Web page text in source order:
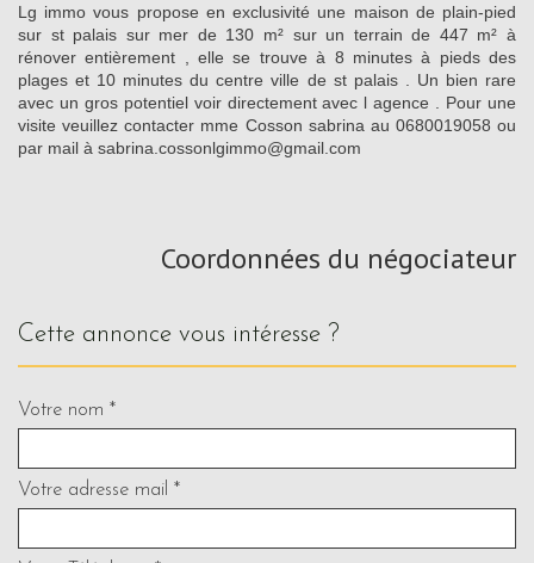
Lg immo vous propose en exclusivité une maison de plain-pied
sur st palais sur mer de 130 m² sur un terrain de 447 m² à
rénover entièrement , elle se trouve à 8 minutes à pieds des
plages et 10 minutes du centre ville de st palais . Un bien rare
avec un gros potentiel voir directement avec l agence . Pour une
visite veuillez contacter mme Cosson sabrina au 0680019058 ou
par mail à sabrina.cossonlgimmo@gmail.com
Coordonnées du négociateur
cette annonce vous intéresse ?
Votre nom *
Votre adresse mail *